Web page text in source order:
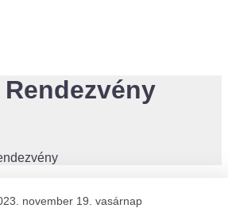
november 19. vasárnap